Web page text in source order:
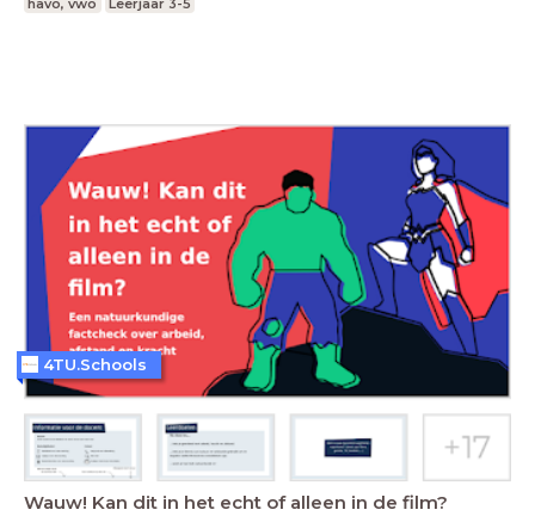
havo, vwo
Leerjaar 3-5
Wauw! Kan dit in het echt of alleen in de film?
4TU.Schools